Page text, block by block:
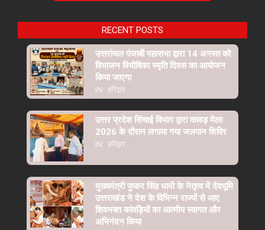
RECENT POSTS
उत्तरांचल पंजाबी महासभा द्वारा 14 अगस्त को
विभाजन विभीषिका स्मृति दिवस का आयोजन
किया जाएगा
IN: हरिद्वार
उत्तर प्रदेश सिंचाई विभाग द्वारा कावड़ मेला
2026 के दौरान लगाया गया जलपान शिविर
IN: हरिद्वार
मुख्यमंत्री पुष्कर सिंह धामी के नेतृत्व में देवभूमि
उत्तराखंड ने देश के विभिन्न राज्यों से आए
शिवभक्त कांवड़ियों का आत्मीय स्वागत और
अभिनंदन किया